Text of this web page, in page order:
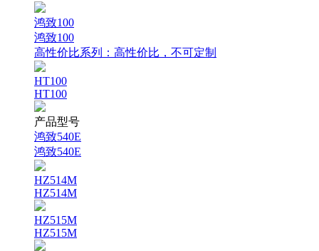
鸿致100
鸿致100
高性价比系列： 高性价比，不可定制
HT100
HT100
产品型号
鸿致540E
鸿致540E
HZ514M
HZ514M
HZ515M
HZ515M